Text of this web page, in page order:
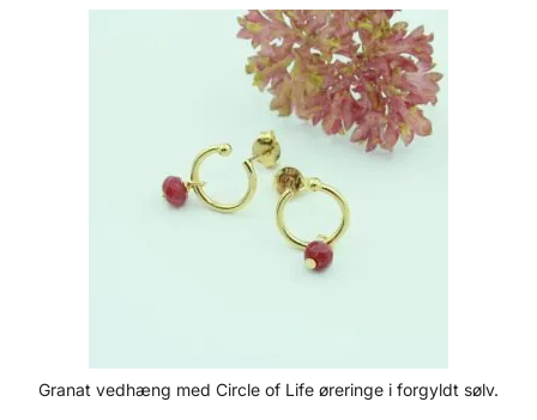
Granat vedhæng med Circle of Life øreringe i forgyldt sølv.